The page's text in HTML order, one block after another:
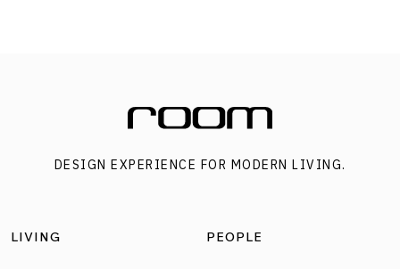
ทฟู้ดขึ้นชื่อ เป็นอีกย่านที่สามารถเที่ยวรอบ ๆ ได้ หรือจะเดินทาง
ไว้ ส่วนเคาน์เตอร์ต้อนรับนำเอาแผ่นป้ายทะเบียนรถจริงจาก
DESIGN EXPERIENCE FOR MODERN LIVING.
LIVING PEOPLE